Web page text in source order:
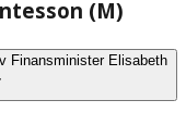
(M)
Finansminister Elisabeth